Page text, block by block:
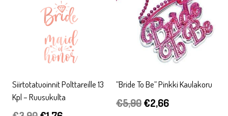
Siirtotatuoinnit Polttareille 13
Kpl – Ruusukulta
”Bride To Be” Pinkki Kaulakoru
€5,90Alkuperäinen
€2,66Nykyinen